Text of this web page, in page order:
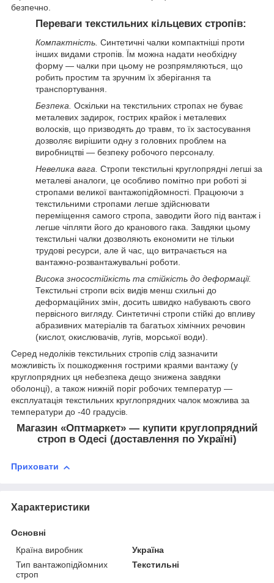
безпечно.
Переваги текстильних кільцевих стропів:
Компактність. Синтетичні чалки компактніші проти
інших видами стропів. Їм можна надати необхідну
форму — чалки при цьому не розпрямляються, що
робить простим та зручним їх зберігання та
транспортування.
Безпека. Оскільки на текстильних стропах не буває
металевих задирок, гострих крайок і металевих
волосків, що призводять до травм, то їх застосування
дозволяє вирішити одну з головних проблем на
виробництві — безпеку робочого персоналу.
Невелика вага. Стропи текстильні круглопрядні легші за
металеві аналоги, це особливо помітно при роботі зі
стропами великої вантажопідйомності. Працюючи з
текстильними стропами легше здійснювати
переміщення самого стропа, заводити його під вантаж і
легше чіпляти його до кранового гака. Завдяки цьому
текстильні чалки дозволяють економити не тільки
трудові ресурси, але й час, що витрачається на
вантажно-розвантажувальні роботи.
Висока зносостійкість та стійкість до деформації.
Текстильні стропи всіх видів менш схильні до
деформаційних змін, досить швидко набувають свого
первісного вигляду. Синтетичні стропи стійкі до впливу
абразивних матеріалів та багатьох хімічних речовин
(кислот, окислювачів, лугів, морської води).
Серед недоліків текстильних стропів слід зазначити
можливість їх пошкодження гострими краями вантажу (у
круглопрядних ця небезпека дещо знижена завдяки
оболонці), а також нижній поріг робочих температур —
експлуатація текстильних круглопрядних чалок можлива за
температури до -40 градусів.
Магазин «Оптмаркет» — купити круглопрядний
строп в Одесі (доставлення по Україні)
Приховати
Характеристики
Основні
Країна виробник
Україна
Тип вантажопідйомних
строп
Текстильні